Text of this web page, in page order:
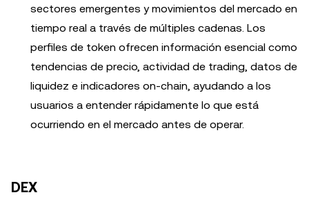
sectores emergentes y movimientos del mercado en
tiempo real a través de múltiples cadenas. Los
perfiles de token ofrecen información esencial como
tendencias de precio, actividad de trading, datos de
liquidez e indicadores on-chain, ayudando a los
usuarios a entender rápidamente lo que está
ocurriendo en el mercado antes de operar.
DEX